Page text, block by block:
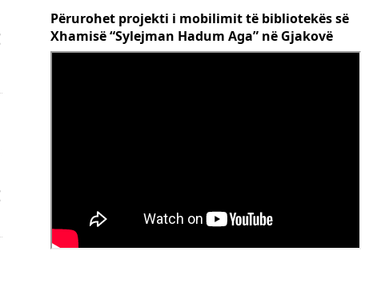
Përurohet projekti i mobilimit të bibliotekës së
Xhamisë “Sylejman Hadum Aga” në Gjakovë